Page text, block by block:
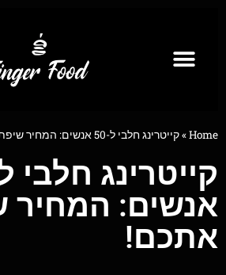
Home
»קייטרינג חלבי ל-50 אנשים: המחיר שיפתיע אתכם!
אנשים: המחיר
אתכם!